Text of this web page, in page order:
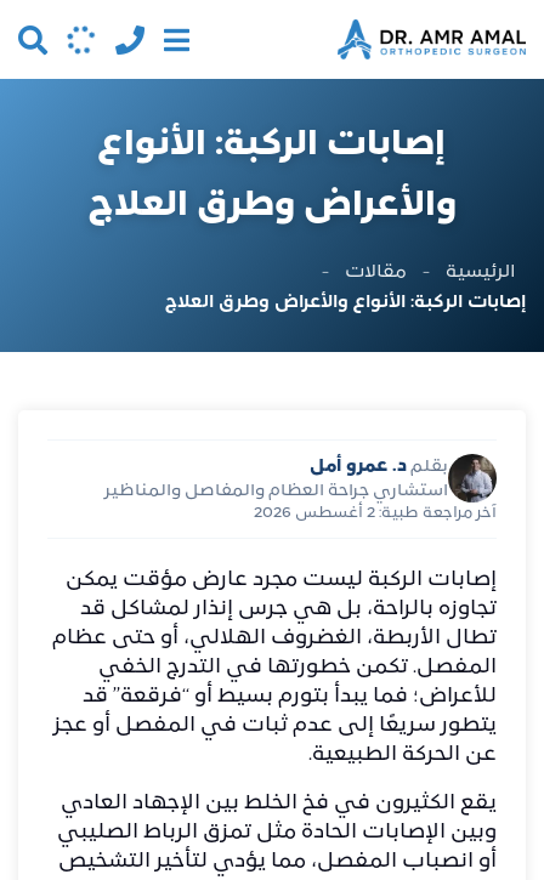
إصابات الركبة: الأنواع
والأعراض وطرق العلاج
الرئيسية - مقالات
-
إصابات الركبة: الأنواع والأعراض وطرق العلاج
بقلم د. عمرو أمل
استشاري جراحة العظام والمفاصل والمناظير
آخر مراجعة طبية: 2 أغسطس 2026
إصابات الركبة ليست مجرد عارض مؤقت يمكن
تجاوزه بالراحة، بل هي جرس إنذار لمشاكل قد
تطال الأربطة، الغضروف الهلالي، أو حتى عظام
المفصل. تكمن خطورتها في التدرج الخفي
للأعراض؛ فما يبدأ بتورم بسيط أو “فرقعة” قد
يتطور سريعًا إلى عدم ثبات في المفصل أو عجز
عن الحركة الطبيعية.
​يقع الكثيرون في فخ الخلط بين الإجهاد العادي
وبين الإصابات الحادة مثل تمزق الرباط الصليبي
أو انصباب المفصل، مما يؤدي لتأخير التشخيص